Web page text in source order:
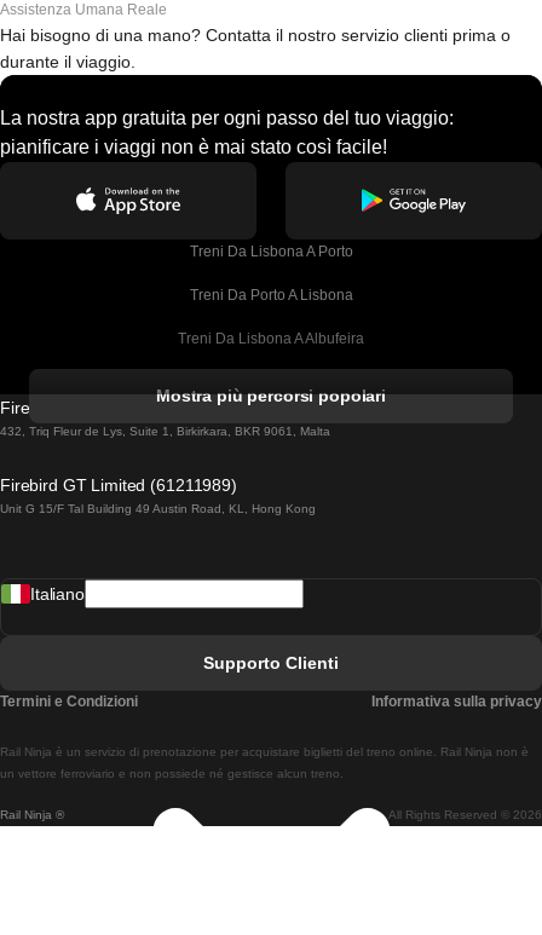
Assistenza Umana Reale
Hai bisogno di una mano? Contatta il nostro servizio clienti prima o
durante il viaggio.
La nostra app gratuita per ogni passo del tuo viaggio:
pianificare i viaggi non è mai stato così facile!
Treni Da Lisbona A Porto
Treni Da Porto A Lisbona
Treni Da Lisbona A Albufeira
Treni Da Lisbona A Lagos
Treni Da Lisbona A Madrid
Treni Da Lisbon A Braga
Treni Da Braga A Lisbona
Mostra più percorsi popolari
Firebird GT Limited (OC 1451)
432, Triq Fleur de Lys, Suite 1, Birkirkara, BKR 9061, Malta
Firebird GT Limited (61211989)
Unit G 15/F Tal Building 49 Austin Road, KL, Hong Kong
Rail Ninja ® All Rights Reserved © 2026
Rail Ninja è un servizio di prenotazione per acquistare biglietti del treno online. Rail Ninja non è
un vettore ferroviario e non possiede né gestisce alcun treno.
Italiano
Supporto Clienti
Termini e Condizioni Informativa sulla privacy